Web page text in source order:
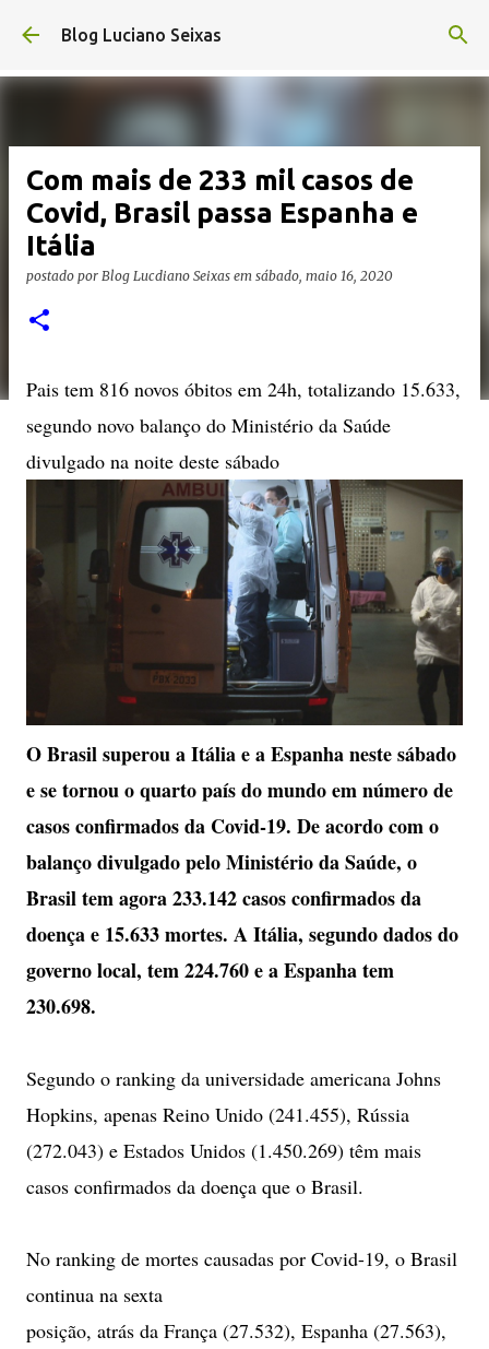
Pular para o conteúdo principal
Blog Luciano Seixas
Com mais de 233 mil casos de
Covid, Brasil passa Espanha e
Itália
postado por Blog Lucdiano Seixas em sábado, maio 16, 2020
Pais tem 816 novos óbitos em 24h, totalizando 15.633,
segundo novo balanço do Ministério da Saúde
divulgado na noite deste sábado
O Brasil superou a Itália e a Espanha neste sábado
e se tornou o quarto país do mundo em número de
casos confirmados da Covid-19. De acordo com o
balanço divulgado pelo Ministério da Saúde, o
Brasil tem agora 233.142 casos confirmados da
doença e 15.633 mortes. A Itália, segundo dados do
governo local, tem 224.760 e a Espanha tem
230.698.
Segundo o ranking da universidade americana Johns
Hopkins, apenas Reino Unido (241.455), Rússia
(272.043) e Estados Unidos (1.450.269) têm mais
casos confirmados da doença que o Brasil.
No ranking de mortes causadas por Covid-19, o Brasil
continua na sexta
posição, atrás da França (27.532), Espanha (27.563),